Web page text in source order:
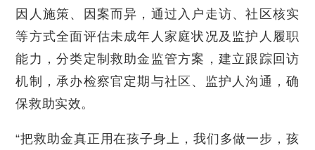
因人施策、因案而异，通过入户走访、社区核实
等方式全面评估未成年人家庭状况及监护人履职
能力，分类定制救助金监管方案，建立跟踪回访
机制，承办检察官定期与社区、监护人沟通，确
保救助实效。
“把救助金真正用在孩子身上，我们多做一步，孩